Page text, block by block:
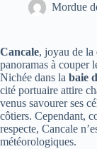
Mordue
Cancale, joyau de la
panoramas à couper
Nichée dans la baie
cité portuaire attire
venus savourer ses
côtiers. Cependant,
respecte, Cancale
météorologiques.